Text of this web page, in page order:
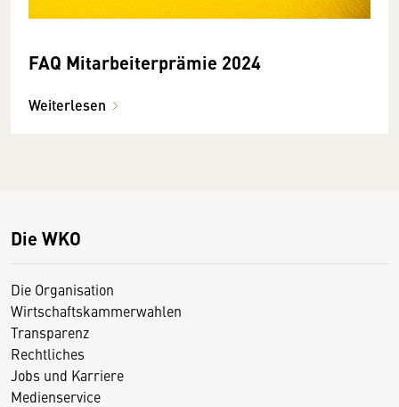
FAQ Mitarbeiterprämie 2024
Weiterlesen
Die WKO
Die Organisation
Wirtschaftskammerwahlen
Transparenz
Rechtliches
Jobs und Karriere
Medienservice